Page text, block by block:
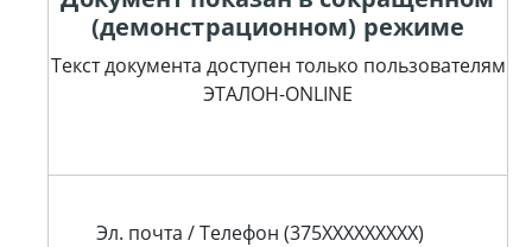
(демонстрационном) режиме
Текст документа доступен только пользователям
ЭТАЛОН-ONLINE
Эл. почта / Телефон (375XXXXXXXXX)